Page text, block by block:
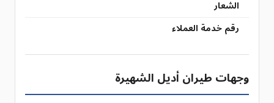
الشعار
رقم خدمة العملاء
وجهات طيران أديل الشهيرة